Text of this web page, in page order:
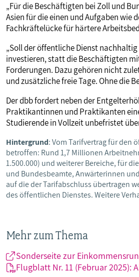
„Für die Beschäftigten bei Zoll und
Asien für die einen und Aufgaben wie
Fachkräftelücke für härtere
„Soll der öffentliche Dienst
investieren, statt die Beschäftigten
Forderungen. Dazu gehören nicht
und zusätzliche freie Tage. Ohne die
Der dbb fordert neben der
Praktikantinnen und Praktikanten
Studierende in Vollzeit unbefristet
Hintergrund: Vom Tarifvertrag für den
betroffen: Rund 1,7 Millionen
1.500.000) und weiterer Bereiche, für
und Bundesbeamte, Anwärterinnen
auf die der Tarifabschluss übertragen
des öffentlichen Dienstes. Weitere
Mehr zum Thema
Sonderseite zur
Flugblatt Nr. 11 (Februar 2025):